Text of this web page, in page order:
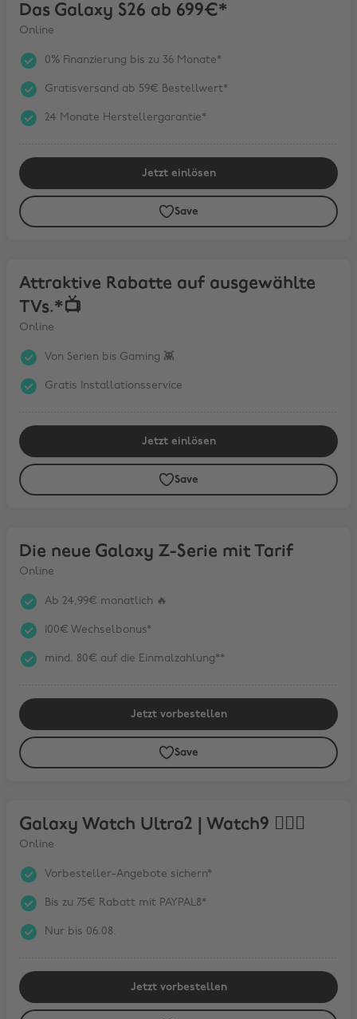
Das Galaxy S26 ab 699€*
Online
0% Finanzierung bis zu 36 Monate*
Gratisversand ab 59€ Bestellwert*
24 Monate Herstellergarantie*
Jetzt einlösen
Save
Attraktive Rabatte auf ausgewählte
TVs.*📺
Online
Von Serien bis Gaming 👾
Gratis Installationsservice
Jetzt einlösen
Save
Die neue Galaxy Z-Serie mit Tarif
Online
Ab 24,99€ monatlich 🔥
100€ Wechselbonus*
mind. 80€ auf die Einmalzahlung**
Jetzt vorbestellen
Save
Galaxy Watch Ultra2 | Watch9 🏃🏼‍♀️
Online
Vorbesteller-Angebote sichern*
Bis zu 75€ Rabatt mit PAYPAL8*
Nur bis 06.08.
Jetzt vorbestellen